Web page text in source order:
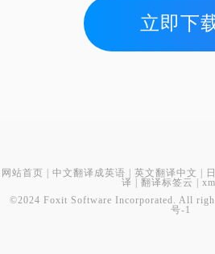
立即下
网站首页 | 中文翻译成英语 | 英文翻译中文 |
译 | 翻译标签云 |
©2024 Foxit Software Incorporated. All
号-1